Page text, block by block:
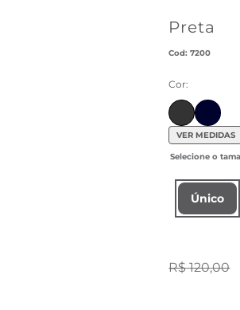
Preta
:7200
Cor:
Ir para
VER MEDIDAS
Único
R$ 120,00